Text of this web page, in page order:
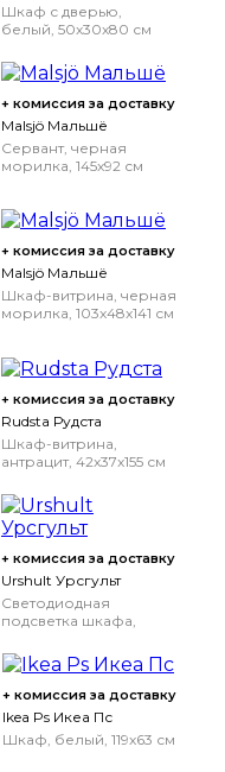
Шкаф с дверью,
белый, 50x30x80 см
+ комиссия за доставку
Malsjö Мальшё
Сервант, черная
морилка, 145x92 см
+ комиссия за доставку
Malsjö Мальшё
Шкаф-витрина, черная
морилка, 103x48x141 см
+ комиссия за доставку
Rudsta Рудста
Шкаф-витрина,
антрацит, 42x37x155 см
+ комиссия за доставку
Urshult Урсгульт
Светодиодная
подсветка шкафа,
+ комиссия за доставку
Ikea Ps Икеа Пс
Шкаф, белый, 119x63 см